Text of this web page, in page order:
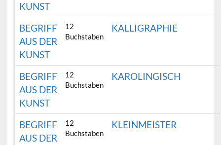
KUNST
BEGRIFF
AUS DER
KUNST
12
Buchstaben
KALLIGRAPHIE
BEGRIFF
AUS DER
KUNST
12
Buchstaben
KAROLINGISCH
BEGRIFF
AUS DER
12
Buchstaben
KLEINMEISTER